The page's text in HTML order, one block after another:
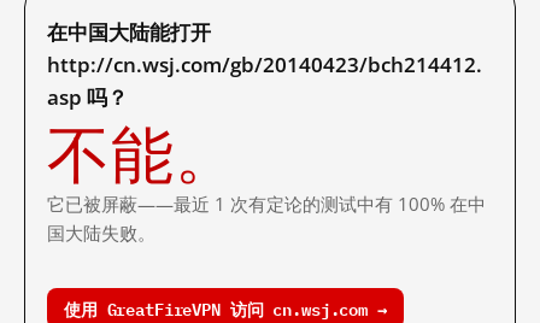
在中国大陆能打开
http://cn.wsj.com/gb/20140423/bch214412.
asp 吗？
不能。
它已被屏蔽——最近 1 次有定论的测试中有 100% 在中
国大陆失败。
使用 GreatFireVPN 访问 cn.wsj.com →